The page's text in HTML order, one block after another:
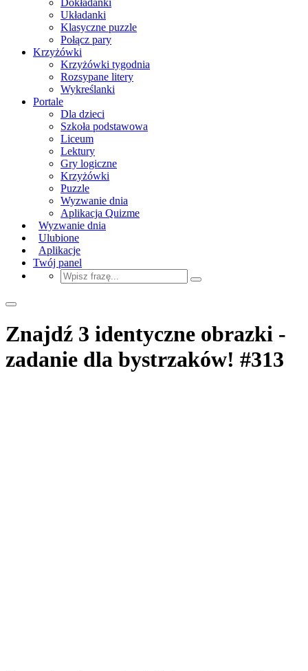
Układanki
Klasyczne puzzle
Połącz pary
Krzyżówki
Krzyżówki tygodnia
Rozsypane litery
Wykreślanki
Portale
Dla dzieci
Szkoła podstawowa
Liceum
Lektury
Gry logiczne
Krzyżówki
Puzzle
Wyzwanie dnia
Aplikacja Quizme
Wyzwanie dnia
Ulubione
Aplikacje
Twój panel
Znajdź 3 identyczne obrazki -
zadanie dla bystrzaków! #313